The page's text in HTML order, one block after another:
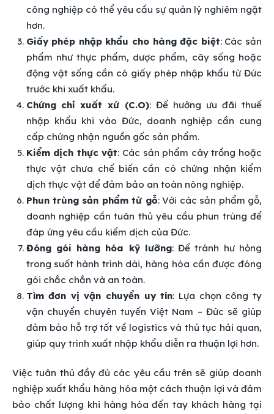
công nghiệp có thể yêu cầu sự quản lý nghiêm ngặt
hơn.
Giấy phép nhập khẩu cho hàng đặc biệt: Các sản
phẩm như thực phẩm, dược phẩm, cây sống hoặc
động vật sống cần có giấy phép nhập khẩu từ Đức
trước khi xuất khẩu.
Chứng chỉ xuất xứ (C.O): Để hưởng ưu đãi thuế
nhập khẩu khi vào Đức, doanh nghiệp cần cung
cấp chứng nhận nguồn gốc sản phẩm.
Kiểm dịch thực vật: Các sản phẩm cây trồng hoặc
thực vật chưa chế biến cần có chứng nhận kiểm
dịch thực vật để đảm bảo an toàn nông nghiệp.
Phun trùng sản phẩm từ gỗ: Với các sản phẩm gỗ,
doanh nghiệp cần tuân thủ yêu cầu phun trùng để
đáp ứng yêu cầu kiểm dịch của Đức.
Đóng gói hàng hóa kỹ lưỡng: Để tránh hư hỏng
trong suốt hành trình dài, hàng hóa cần được đóng
gói chắc chắn và an toàn.
Tìm đơn vị vận chuyển uy tín: Lựa chọn công ty
vận chuyển chuyên tuyến Việt Nam – Đức sẽ giúp
đảm bảo hỗ trợ tốt về logistics và thủ tục hải quan,
giúp quy trình xuất nhập khẩu diễn ra thuận lợi hơn.
Việc tuân thủ đầy đủ các yêu cầu trên sẽ giúp doanh
nghiệp xuất khẩu hàng hóa một cách thuận lợi và đảm
bảo chất lượng khi hàng hóa đến tay khách hàng tại